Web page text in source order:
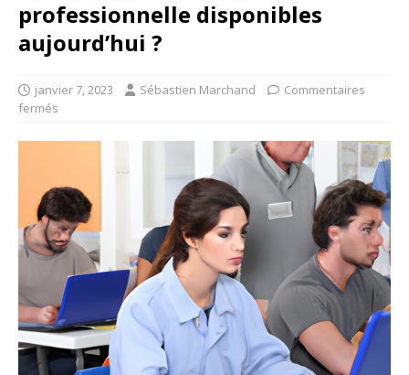
professionnelle disponibles
aujourd’hui ?
janvier 7, 2023 Sébastien Marchand
Commentaires
fermés